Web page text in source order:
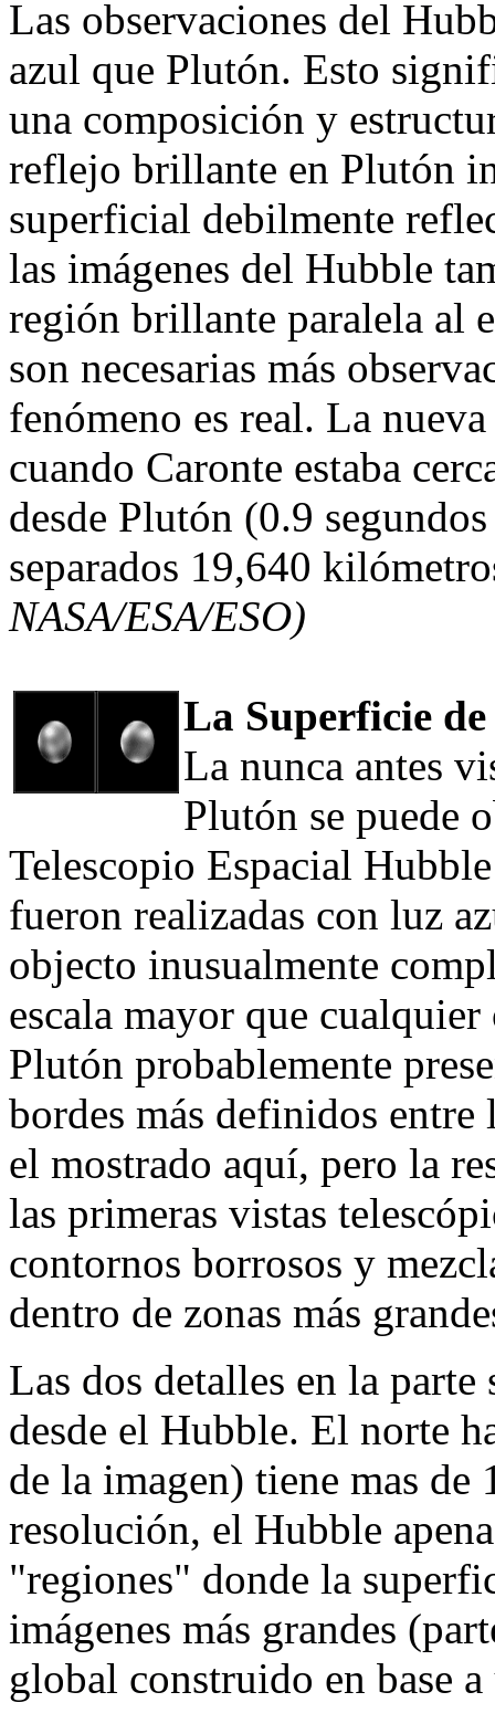
Las observaciones del
azul que Plutón. Esto
una composición y
reflejo brillante en Plutón
superficial debilmente
las imágenes del Hubble
región brillante paralela al
son necesarias más
fenómeno es real. La
cuando Caronte estaba
desde Plutón (0.9
separados 19,640
NASA/ESA/ESO)
La Superficie
La nunca antes
Plutón se puede
Telescopio Espacial
fueron realizadas con luz
objecto inusualmente
escala mayor que
Plutón probablemente
bordes más definidos entre
el mostrado aquí, pero la
las primeras vistas
contornos borrosos y
dentro de zonas más
Las dos detalles en la
desde el Hubble. El norte
de la imagen) tiene mas
resolución, el Hubble
"regiones" donde la
imágenes más grandes
global construido en base